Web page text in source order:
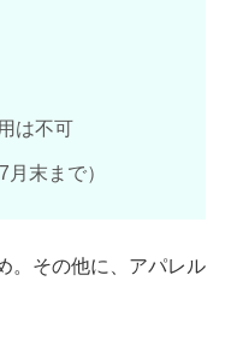
は不可
末まで）
。その他に、アパレル